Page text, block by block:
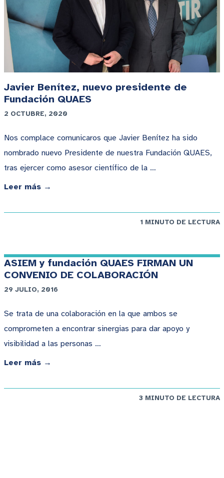
Javier Benítez, nuevo presidente de
Fundación QUAES
2 OCTUBRE, 2020
Nos complace comunicaros que Javier Benítez ha sido
nombrado nuevo Presidente de nuestra Fundación QUAES,
tras ejercer como asesor científico de la …
Leer más →
1 MINUTO DE LECTURA
ASIEM y fundación QUAES FIRMAN UN
CONVENIO DE COLABORACIÓN
29 JULIO, 2016
Se trata de una colaboración en la que ambos se
comprometen a encontrar sinergias para dar apoyo y
visibilidad a las personas …
Leer más →
3 MINUTO DE LECTURA